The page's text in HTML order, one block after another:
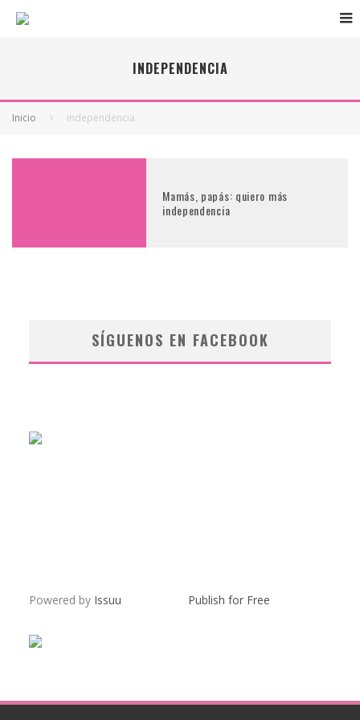
INDEPENDENCIA
Inicio independencia
Mamás, papás: quiero más
independencia
SÍGUENOS EN FACEBOOK
Powered by Issuu Publish for Free